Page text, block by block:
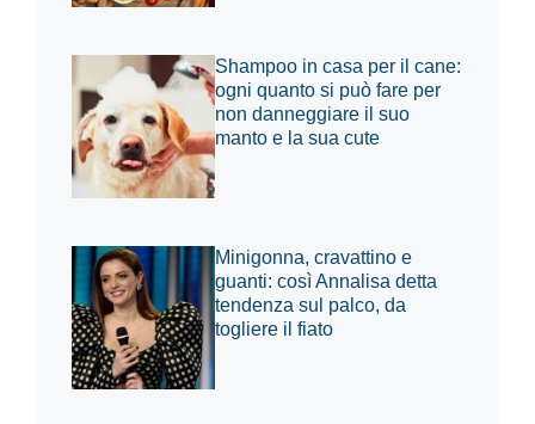
Shampoo in casa per il cane:
ogni quanto si può fare per
non danneggiare il suo
manto e la sua cute
Minigonna, cravattino e
guanti: così Annalisa detta
tendenza sul palco, da
togliere il fiato